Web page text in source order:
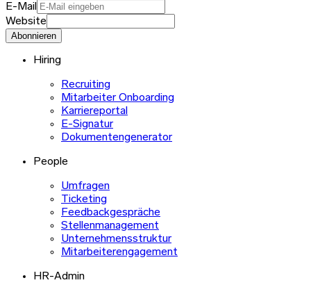
E-Mail
Website
Abonnieren
Hiring
Recruiting
Mitarbeiter Onboarding
Karriereportal
E-Signatur
Dokumentengenerator
People
Umfragen
Ticketing
Feedbackgespräche
Stellenmanagement
Unternehmensstruktur
Mitarbeiterengagement
HR-Admin